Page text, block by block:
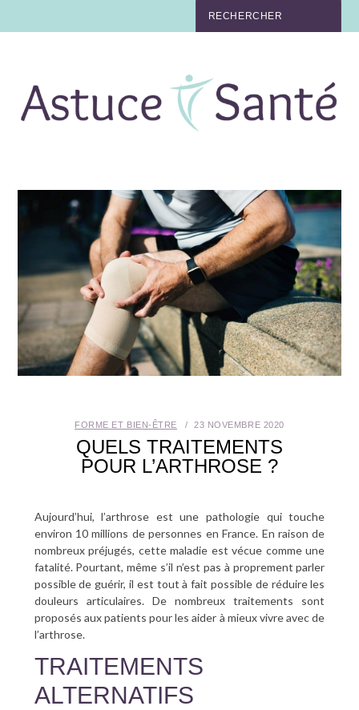
TABAC
NUTRITION
MÉDECINE DOUCE
BIEN-ÊTRE
SANTÉ BUCCO-DENTAIRE
SEXUALITÉFORME ET BIEN-ÊTRE 23 NOVEMBRE 2020
QUELS TRAITEMENTS
POUR L’ARTHROSE ?
Aujourd’hui, l’arthrose est une pathologie qui touche
environ 10 millions de personnes en France. En raison de
nombreux préjugés, cette maladie est vécue comme une
fatalité. Pourtant, même s’il n’est pas à proprement parler
possible de guérir, il est tout à fait possible de réduire les
douleurs articulaires. De nombreux traitements sont
proposés aux patients pour les aider à mieux vivre avec de
l’arthrose.
TRAITEMENTS
ALTERNATIFS